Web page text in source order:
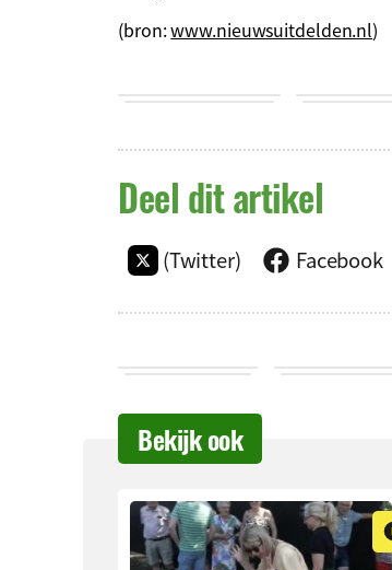
(bron:www.nieuwsuitdelden.nl)
Deel dit artikel
(Twitter) Facebook
Bekijk ook